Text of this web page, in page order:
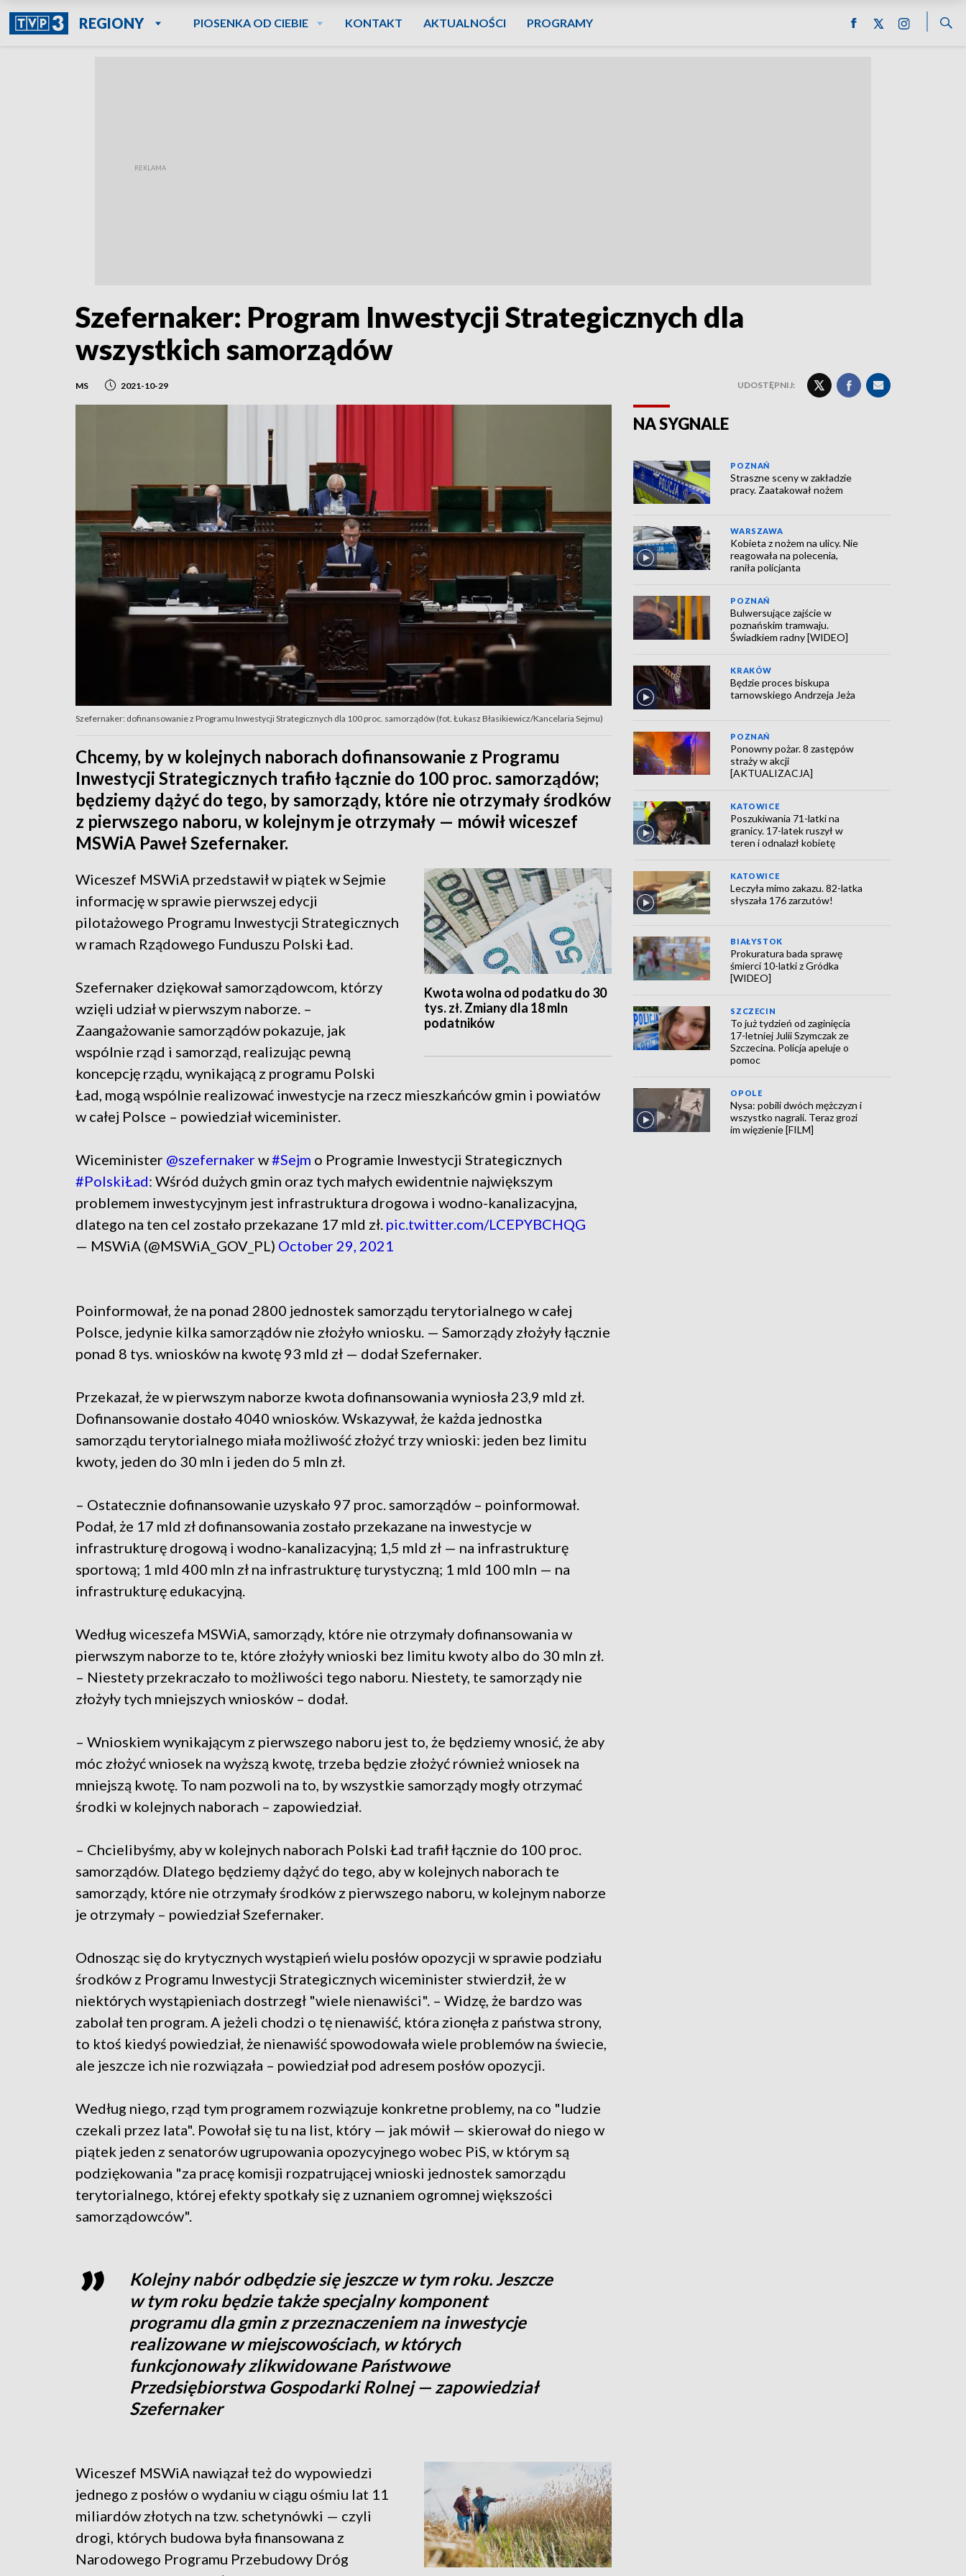
REGIONY PIOSENKA OD CIEBIE KONTAKT AKTUALNOŚCI PROGRAMY
Szefernaker: Program Inwestycji Strategicznych dla
wszystkich samorządów
MS 2021-10-29 UDOSTĘPNIJ:
Szefernaker: dofinansowanie z Programu Inwestycji Strategicznych dla 100 proc. samorządów (fot. Łukasz Błasikiewicz/Kancelaria Sejmu)
Chcemy, by w kolejnych naborach dofinansowanie z Programu
Inwestycji Strategicznych trafiło łącznie do 100 proc. samorządów;
będziemy dążyć do tego, by samorządy, które nie otrzymały środków
z pierwszego naboru, w kolejnym je otrzymały — mówił wiceszef
MSWiA Paweł Szefernaker.
Kwota wolna od podatku do 30
tys. zł. Zmiany dla 18 mln
podatników
Wiceszef MSWiA przedstawił w piątek w Sejmie
informację w sprawie pierwszej edycji
pilotażowego Programu Inwestycji Strategicznych
w ramach Rządowego Funduszu Polski Ład.
Szefernaker dziękował samorządowcom, którzy
wzięli udział w pierwszym naborze. –
Zaangażowanie samorządów pokazuje, jak
wspólnie rząd i samorząd, realizując pewną
koncepcję rządu, wynikającą z programu Polski
Ład, mogą wspólnie realizować inwestycje na rzecz mieszkańców gmin i powiatów
w całej Polsce – powiedział wiceminister.
Wiceminister @szefernakerw#Sejm o Programie Inwestycji Strategicznych
#PolskiŁad: Wśród dużych gmin oraz tych małych ewidentnie największym
problemem inwestycyjnym jest infrastruktura drogowa i wodno-kanalizacyjna,
dlatego na ten cel zostało przekazane 17 mld zł. pic.twitter.com/LCEPYBCHQG
— MSWiA (@MSWiA_GOV_PL) October 29, 2021
Poinformował, że na ponad 2800 jednostek samorządu terytorialnego w całej
Polsce, jedynie kilka samorządów nie złożyło wniosku. — Samorządy złożyły łącznie
ponad 8 tys. wniosków na kwotę 93 mld zł — dodał Szefernaker.
Przekazał, że w pierwszym naborze kwota dofinansowania wyniosła 23,9 mld zł.
Dofinansowanie dostało 4040 wniosków. Wskazywał, że każda jednostka
samorządu terytorialnego miała możliwość złożyć trzy wnioski: jeden bez limitu
kwoty, jeden do 30 mln i jeden do 5 mln zł.
– Ostatecznie dofinansowanie uzyskało 97 proc. samorządów – poinformował.
Podał, że 17 mld zł dofinansowania zostało przekazane na inwestycje w
infrastrukturę drogową i wodno-kanalizacyjną; 1,5 mld zł — na infrastrukturę
sportową; 1 mld 400 mln zł na infrastrukturę turystyczną; 1 mld 100 mln — na
infrastrukturę edukacyjną.
Według wiceszefa MSWiA, samorządy, które nie otrzymały dofinansowania w
pierwszym naborze to te, które złożyły wnioski bez limitu kwoty albo do 30 mln zł.
– Niestety przekraczało to możliwości tego naboru. Niestety, te samorządy nie
złożyły tych mniejszych wniosków – dodał.
– Wnioskiem wynikającym z pierwszego naboru jest to, że będziemy wnosić, że aby
móc złożyć wniosek na wyższą kwotę, trzeba będzie złożyć również wniosek na
mniejszą kwotę. To nam pozwoli na to, by wszystkie samorządy mogły otrzymać
środki w kolejnych naborach – zapowiedział.
– Chcielibyśmy, aby w kolejnych naborach Polski Ład trafił łącznie do 100 proc.
samorządów. Dlatego będziemy dążyć do tego, aby w kolejnych naborach te
samorządy, które nie otrzymały środków z pierwszego naboru, w kolejnym naborze
je otrzymały – powiedział Szefernaker.
Odnosząc się do krytycznych wystąpień wielu posłów opozycji w sprawie podziału
środków z Programu Inwestycji Strategicznych wiceminister stwierdził, że w
niektórych wystąpieniach dostrzegł "wiele nienawiści". – Widzę, że bardzo was
zabolał ten program. A jeżeli chodzi o tę nienawiść, która zionęła z państwa strony,
to ktoś kiedyś powiedział, że nienawiść spowodowała wiele problemów na świecie,
ale jeszcze ich nie rozwiązała – powiedział pod adresem posłów opozycji.
Według niego, rząd tym programem rozwiązuje konkretne problemy, na co "ludzie
czekali przez lata". Powołał się tu na list, który — jak mówił — skierował do niego w
piątek jeden z senatorów ugrupowania opozycyjnego wobec PiS, w którym są
podziękowania "za pracę komisji rozpatrującej wnioski jednostek samorządu
terytorialnego, której efekty spotkały się z uznaniem ogromnej większości
samorządowców".
Kolejny nabór odbędzie się jeszcze w tym roku. Jeszcze
w tym roku będzie także specjalny komponent
programu dla gmin z przeznaczeniem na inwestycje
realizowane w miejscowościach, w których
funkcjonowały zlikwidowane Państwowe
Przedsiębiorstwa Gospodarki Rolnej — zapowiedział
Szefernaker
Wiceszef MSWiA nawiązał też do wypowiedzi
jednego z posłów o wydaniu w ciągu ośmiu lat 11
miliardów złotych na tzw. schetynówki — czyli
drogi, których budowa była finansowana z
Narodowego Programu Przebudowy Dróg
NA SYGNALE
POZNAŃ
Straszne sceny w zakładzie
pracy. Zaatakował nożem
WARSZAWA
Kobieta z nożem na ulicy. Nie
reagowała na polecenia,
raniła policjanta
POZNAŃ
Bulwersujące zajście w
poznańskim tramwaju.
Świadkiem radny [WIDEO]
KRAKÓW
Będzie proces biskupa
tarnowskiego Andrzeja Jeża
POZNAŃ
Ponowny pożar. 8 zastępów
straży w akcji
[AKTUALIZACJA]
KATOWICE
Poszukiwania 71-latki na
granicy. 17-latek ruszył w
teren i odnalazł kobietę
KATOWICE
Leczyła mimo zakazu. 82-latka
słyszała 176 zarzutów!
BIAŁYSTOK
Prokuratura bada sprawę
śmierci 10-latki z Gródka
[WIDEO]
SZCZECIN
To już tydzień od zaginięcia
17-letniej Julii Szymczak ze
Szczecina. Policja apeluje o
pomoc
OPOLE
Nysa: pobili dwóch mężczyzn i
wszystko nagrali. Teraz grozi
im więzienie [FILM]